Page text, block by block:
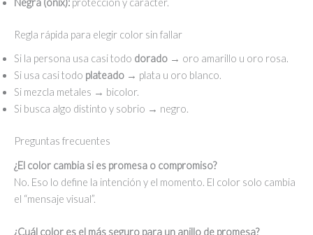
Negra (ónix): protección y carácter.
Regla rápida para elegir color sin fallar
Si la persona usa casi todo dorado → oro amarillo u oro rosa.
Si usa casi todo plateado → plata u oro blanco.
Si mezcla metales → bicolor.
Si busca algo distinto y sobrio → negro.
Preguntas frecuentes
¿El color cambia si es promesa o compromiso?
No. Eso lo define la intención y el momento. El color solo cambia
el “mensaje visual”.
¿Cuál color es el más seguro para un anillo de promesa?